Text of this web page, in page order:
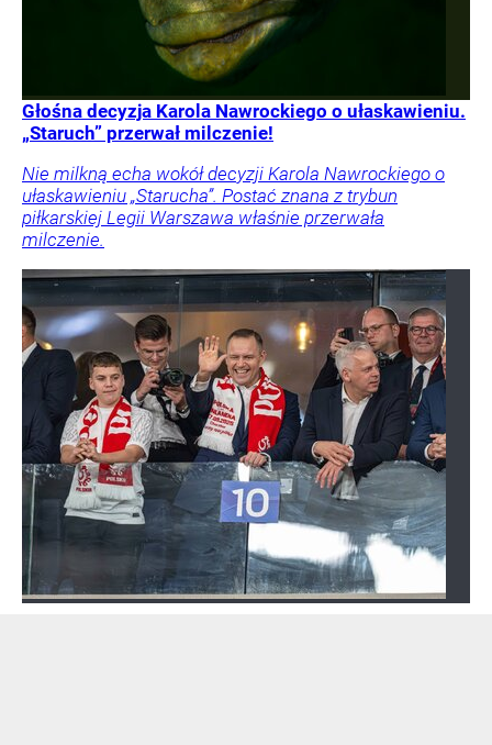
Głośna decyzja Karola Nawrockiego o ułaskawieniu.
„Staruch” przerwał milczenie!
Nie milkną echa wokół decyzji Karola Nawrockiego o
ułaskawieniu „Starucha”. Postać znana z trybun
piłkarskiej Legii Warszawa właśnie przerwała
milczenie.